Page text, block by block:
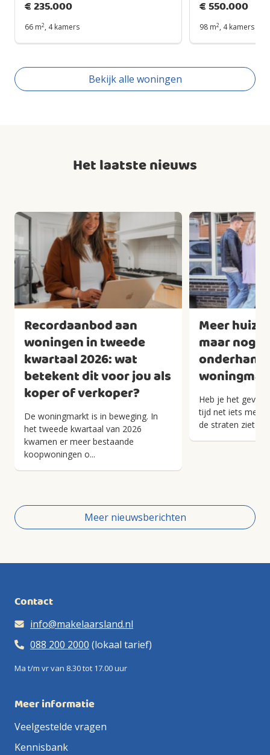
€235.000
66 m2, 4 kamers
€550.000
98 m2, 4 kamers
Bekijk alle woningen
Het laatste nieuws
Recordaanbod aan
woningen in tweede
kwartaal 2026: wat
betekent dit voor jou als
koper of verkoper?
De woningmarkt is in beweging. In
het tweede kwartaal van 2026
kwamen er meer bestaande
koopwoningen o...
Meer
maar nog
Heb je het
tijd net iets meer
de straten ziet
Meer nieuwsberichten
Contact
info@makelaarsland.nl
088 200 2000 (lokaal tarief)
Ma t/m vr van 8.30 tot 17.00 uur
Meer informatie
Veelgestelde vragen
Kennisbank